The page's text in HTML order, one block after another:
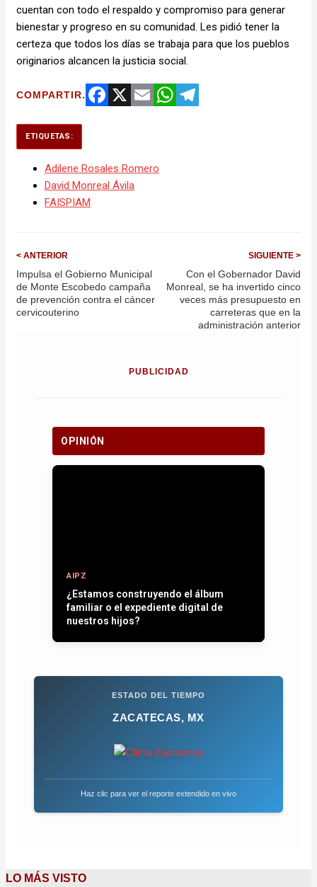
cuentan con todo el respaldo y compromiso para generar
bienestar y progreso en su comunidad. Les pidió tener la
certeza que todos los días se trabaja para que los pueblos
originarios alcancen la justicia social.
COMPARTIR.
ETIQUETAS:
Adilene Rosales Romero
David Monreal Ávila
FAISPIAM
< ANTERIOR
Impulsa el Gobierno Municipal
de Monte Escobedo campaña
de prevención contra el cáncer
cervicouterino
SIGUIENTE >
Con el Gobernador David
Monreal, se ha invertido cinco
veces más presupuesto en
carreteras que en la
administración anterior
PUBLICIDAD
OPINIÓN
AIPZ
Entre plumas, operativos y la paz que
se quiere recuperar
ESTADO DEL TIEMPO
ZACATECAS, MX
Haz clic para ver el reporte extendido en vivo
LO MÁS VISTO